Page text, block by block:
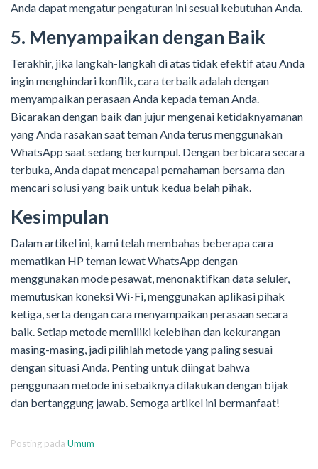
Anda dapat mengatur pengaturan ini sesuai kebutuhan Anda.
5. Menyampaikan dengan Baik
Terakhir, jika langkah-langkah di atas tidak efektif atau Anda
ingin menghindari konflik, cara terbaik adalah dengan
menyampaikan perasaan Anda kepada teman Anda.
Bicarakan dengan baik dan jujur mengenai ketidaknyamanan
yang Anda rasakan saat teman Anda terus menggunakan
WhatsApp saat sedang berkumpul. Dengan berbicara secara
terbuka, Anda dapat mencapai pemahaman bersama dan
mencari solusi yang baik untuk kedua belah pihak.
Kesimpulan
Dalam artikel ini, kami telah membahas beberapa cara
mematikan HP teman lewat WhatsApp dengan
menggunakan mode pesawat, menonaktifkan data seluler,
memutuskan koneksi Wi-Fi, menggunakan aplikasi pihak
ketiga, serta dengan cara menyampaikan perasaan secara
baik. Setiap metode memiliki kelebihan dan kekurangan
masing-masing, jadi pilihlah metode yang paling sesuai
dengan situasi Anda. Penting untuk diingat bahwa
penggunaan metode ini sebaiknya dilakukan dengan bijak
dan bertanggung jawab. Semoga artikel ini bermanfaat!
Posting pada Umum